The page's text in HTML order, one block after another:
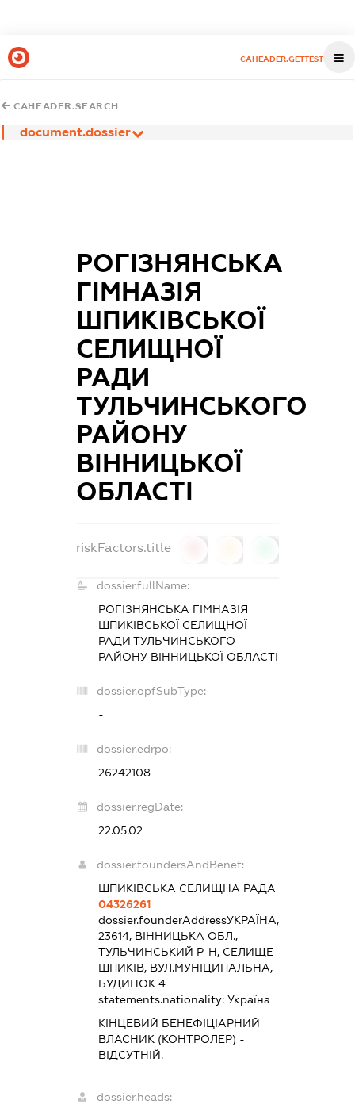
CAHEADER.GETTEST
CAHEADER.SEARCH
document.dossier
РОГІЗНЯНСЬКА
ГІМНАЗІЯ
ШПИКІВСЬКОЇ
СЕЛИЩНОЇ
РАДИ
ТУЛЬЧИНСЬКОГО
РАЙОНУ
ВІННИЦЬКОЇ
ОБЛАСТІ
riskFactors.title
dossier.fullName:
РОГІЗНЯНСЬКА ГІМНАЗІЯ
ШПИКІВСЬКОЇ СЕЛИЩНОЇ
РАДИ ТУЛЬЧИНСЬКОГО
РАЙОНУ ВІННИЦЬКОЇ ОБЛАСТІ
dossier.opfSubType:
-
dossier.edrpo:
26242108
dossier.regDate:
22.05.02
dossier.foundersAndBenef:
ШПИКІВСЬКА СЕЛИЩНА РАДА
04326261
dossier.founderAddressУКРАЇНА,
23614, ВІННИЦЬКА ОБЛ.,
ТУЛЬЧИНСЬКИЙ Р-Н, СЕЛИЩЕ
ШПИКІВ, ВУЛ.МУНІЦИПАЛЬНА,
БУДИНОК 4
statements.nationality:Україна
КІНЦЕВИЙ БЕНЕФІЦІАРНИЙ
ВЛАСНИК (КОНТРОЛЕР) -
ВІДСУТНІЙ.
dossier.heads: